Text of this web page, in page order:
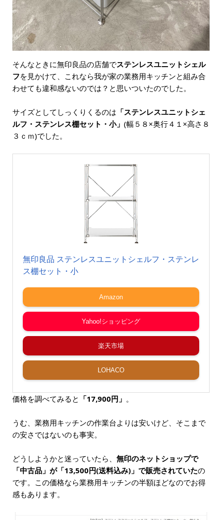
そんなときに無印良品の店舗でステンレスユニットシェル
フを見かけて、これなら我が家の業務用キッチンと組み合
わせても違和感ないのでは？と思いついたのでした。
サイズとしてしっくりくるのは 「ステンレスユニットシェ
ルフ・ステンレス棚セット・小」 (幅５８×奥行４１×高さ８
３ｃｍ)でした。
無印良品 ステンレスユニットシェルフ・ステンレ
ス棚セット・小
Amazon
Yahoo!ショッピング
楽天市場
LOHACO
価格を調べてみると 「17,900円」 。
うむ、業務用キッチンの作業台よりは安いけど、そこまで
の安さではないのも事実。
どうしようかと迷っていたら、 無印のネットショップで
「中古品」が「13,500円(送料込み)」で販売されていたの
です。この価格なら業務用キッチンの半額ほどなのでお得
感もあります。